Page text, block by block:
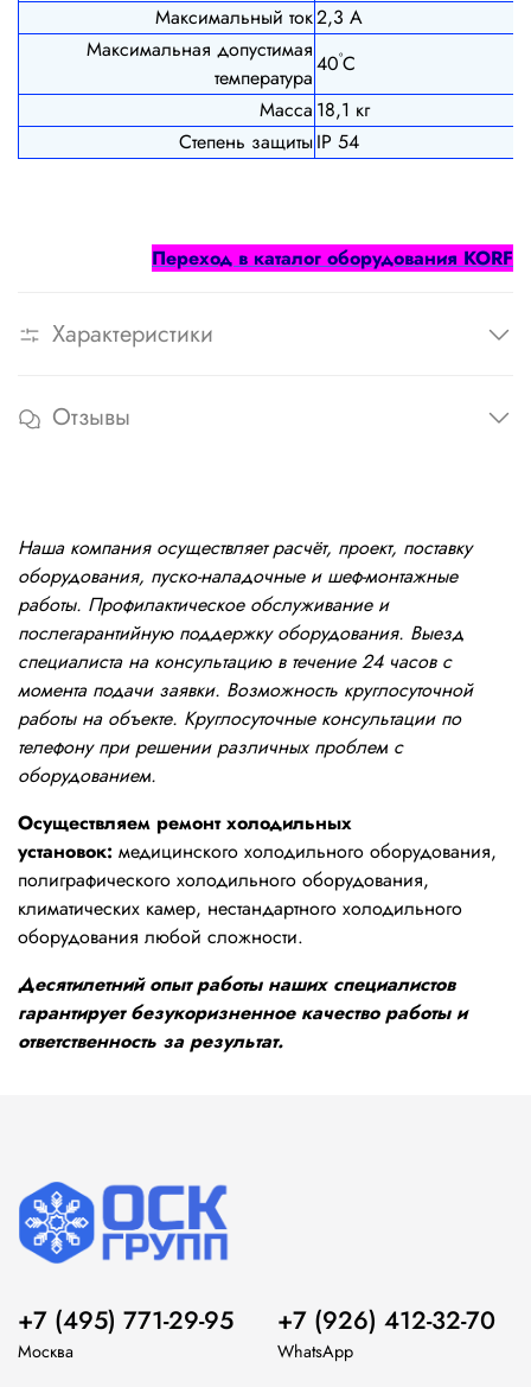
Максимальный ток2,3 А
Максимальная допустимая
температура
40ºС
Масса 18,1 кг
Степень защитыIP 54
Переход в каталог оборудования KORF
Характеристики
Отзывы
Наша компания осуществляет расчёт, проект, поставку
оборудования, пуско-наладочные и шеф-монтажные
работы. Профилактическое обслуживание и
послегарантийную поддержку оборудования. Выезд
специалиста на консультацию в течение 24 часов с
момента подачи заявки. Возможность круглосуточной
работы на объекте. Круглосуточные консультации по
телефону при решении различных проблем с
оборудованием.
Осуществляем ремонт холодильных
установок: медицинского холодильного оборудования,
полиграфического холодильного оборудования,
климатических камер, нестандартного холодильного
оборудования любой сложности.
Десятилетний опыт работы наших специалистов
гарантирует безукоризненное качество работы и
ответственность за результат.
+7 (495) 771-29-95
Москва
+7 (926) 412-32-70
WhatsApp